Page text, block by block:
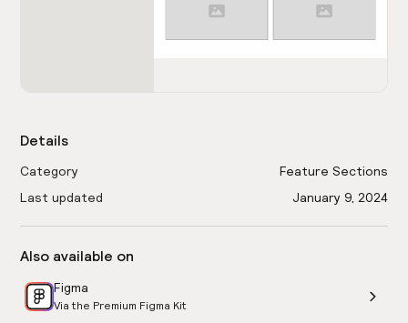
Details
Category
Feature Sections
Last updated
January 9, 2024
Also available on
Figma
Via the Premium Figma Kit